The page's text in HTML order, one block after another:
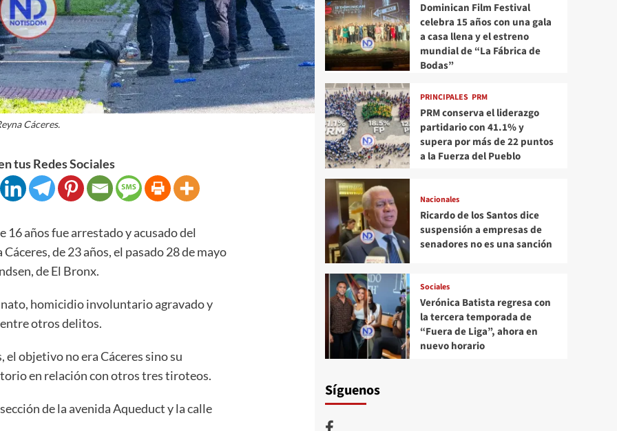
Cáceres.
tus Redes Sociales
16 años fue arrestado y acusado del
de 23 años, el pasado 28 de mayo
de El Bronx.
homicidio involuntario agravado y
otros delitos.
objetivo no era Cáceres sino su
en relación con otros tres tiroteos.
de la avenida Aqueduct y la calle
Dominican Film Festival
celebra 15 años con una gala
a casa llena y el estreno
mundial de “La Fábrica de
Bodas”
PRINCIPALES PRM
PRM conserva el liderazgo
partidario con 41.1% y
supera por más de 22 puntos
a la Fuerza del Pueblo
Nacionales
Ricardo de los Santos dice
suspensión a empresas de
senadores no es una sanción
Sociales
Verónica Batista regresa con
la tercera temporada de
“Fuera de Liga”, ahora en
nuevo horario
Síguenos